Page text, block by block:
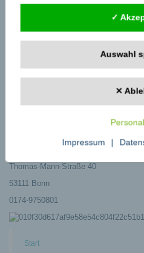
Thomas-Mann-Straße 40
Thomas-Mann-Straße 40
53111 Bonn
0174-9750801
Start
✓
Auswahl
✕
Impressum |